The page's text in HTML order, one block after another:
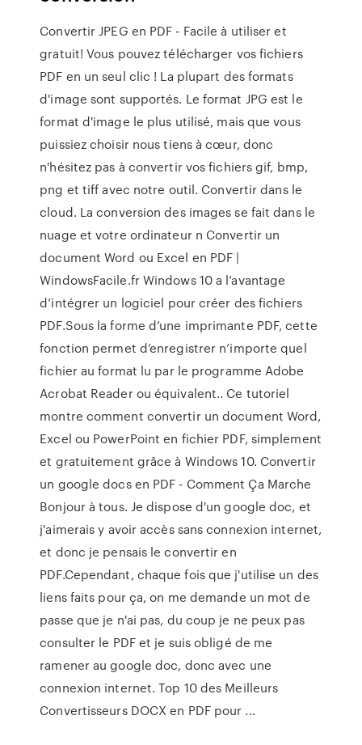
Convertir JPEG en PDF - Facile à utiliser et
gratuit! Vous pouvez télécharger vos fichiers
PDF en un seul clic ! La plupart des formats
d'image sont supportés. Le format JPG est le
format d'image le plus utilisé, mais que vous
puissiez choisir nous tiens à cœur, donc
n'hésitez pas à convertir vos fichiers gif, bmp,
png et tiff avec notre outil. Convertir dans le
cloud. La conversion des images se fait dans le
nuage et votre ordinateur n Convertir un
document Word ou Excel en PDF |
WindowsFacile.fr Windows 10 a l’avantage
d’intégrer un logiciel pour créer des fichiers
PDF.Sous la forme d’une imprimante PDF, cette
fonction permet d’enregistrer n’importe quel
fichier au format lu par le programme Adobe
Acrobat Reader ou équivalent.. Ce tutoriel
montre comment convertir un document Word,
Excel ou PowerPoint en fichier PDF, simplement
et gratuitement grâce à Windows 10. Convertir
un google docs en PDF - Comment Ça Marche
Bonjour à tous. Je dispose d'un google doc, et
j'aimerais y avoir accès sans connexion internet,
et donc je pensais le convertir en
PDF.Cependant, chaque fois que j'utilise un des
liens faits pour ça, on me demande un mot de
passe que je n'ai pas, du coup je ne peux pas
consulter le PDF et je suis obligé de me
ramener au google doc, donc avec une
connexion internet. Top 10 des Meilleurs
Convertisseurs DOCX en PDF pour ...